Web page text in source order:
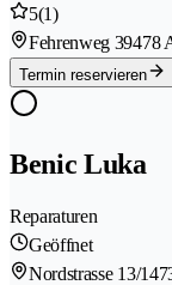
5(1)
Fehrenweg 39478
Termin reservieren
Benic Luka
Reparaturen
Geöffnet
Nordstrasse 13/14